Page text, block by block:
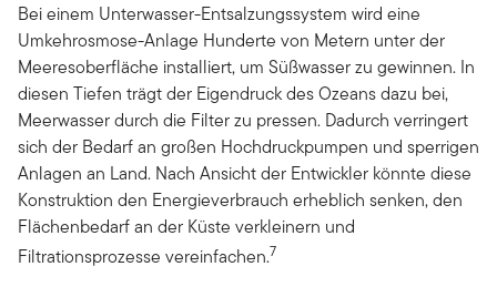
Bei einem Unterwasser-Entsalzungssystem wird eine
Umkehrosmose-Anlage Hunderte von Metern unter der
Meeresoberfläche installiert, um Süßwasser zu gewinnen. In
diesen Tiefen trägt der Eigendruck des Ozeans dazu bei,
Meerwasser durch die Filter zu pressen. Dadurch verringert
sich der Bedarf an großen Hochdruckpumpen und sperrigen
Anlagen an Land. Nach Ansicht der Entwickler könnte diese
Konstruktion den Energieverbrauch erheblich senken, den
Flächenbedarf an der Küste verkleinern und
Filtrationsprozesse vereinfachen.7